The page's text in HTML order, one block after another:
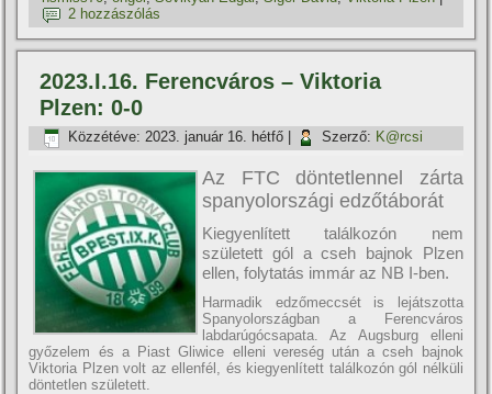
2 hozzászólás
2023.I.16. Ferencváros – Viktoria
Plzen: 0-0
Közzétéve: 2023. január 16. hétfő Szerző: K@rcsi
Az FTC döntetlennel zárta
spanyolországi edzőtáborát
Kiegyenlített találkozón nem
született gól a cseh bajnok Plzen
ellen, folytatás immár az NB I-ben.
Harmadik edzőmeccsét is lejátszotta
Spanyolországban a Ferencváros
labdarúgócsapata. Az Augsburg elleni
győzelem és a Piast Gliwice elleni vereség után a cseh bajnok
Viktoria Plzen volt az ellenfél, és kiegyenlített találkozón gól nélküli
döntetlen született.